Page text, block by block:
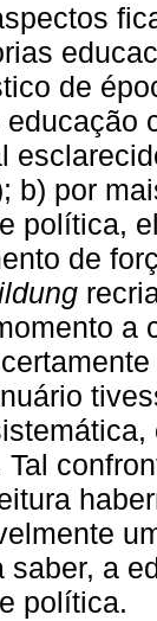
de
b) por
política,
de
a
saber, a
política.